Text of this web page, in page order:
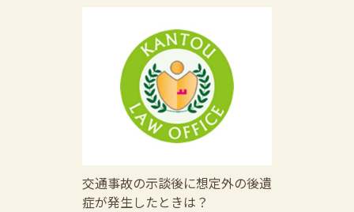
交通事故の示談後に想定外の後遺
症が発生したときは？